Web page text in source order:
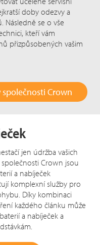
doby odezvy a
se o vše
kteří vám
přizpůsobených vašim
Crown
jen údržba vašich
Crown jsou
a nabíječek
komplexní služby pro
Díky kombinaci
každého článku může
a nabíječek a